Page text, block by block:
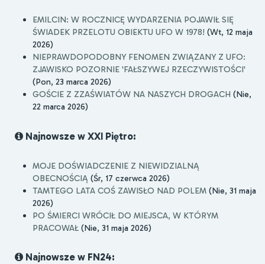
EMILCIN: W ROCZNICĘ WYDARZENIA POJAWIŁ SIĘ
ŚWIADEK PRZELOTU OBIEKTU UFO W 1978! (Wt, 12 maja
2026)
NIEPRAWDOPODOBNY FENOMEN ZWIĄZANY Z UFO:
ZJAWISKO POZORNIE 'FAŁSZYWEJ RZECZYWISTOŚCI'
(Pon, 23 marca 2026)
GOŚCIE Z ZZAŚWIATÓW NA NASZYCH DROGACH (Nie,
22 marca 2026)
Najnowsze w XXI Piętro:
MOJE DOŚWIADCZENIE Z NIEWIDZIALNĄ
OBECNOŚCIĄ (Śr, 17 czerwca 2026)
TAMTEGO LATA COŚ ZAWISŁO NAD POLEM (Nie, 31 maja
2026)
PO ŚMIERCI WRÓCIŁ DO MIEJSCA, W KTÓRYM
PRACOWAŁ (Nie, 31 maja 2026)
Najnowsze w FN24: